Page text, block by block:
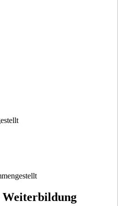
Weiterbildung